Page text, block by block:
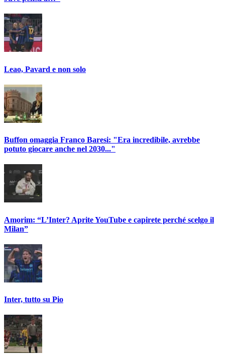
Leao, Pavard e non solo
Buffon omaggia Franco Baresi: "Era incredibile, avrebbe
potuto giocare anche nel 2030..."
Amorim: “L’Inter? Aprite YouTube e capirete perché scelgo il
Milan”
Inter, tutto su Pio